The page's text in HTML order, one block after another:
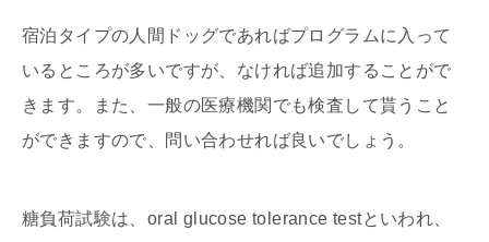
宿泊タイプの人間ドッグであればプログラムに入って
いるところが多いですが、なければ追加することがで
きます。また、一般の医療機関でも検査して貰うこと
ができますので、問い合わせれば良いでしょう。
糖負荷試験は、oral glucose tolerance testといわれ、